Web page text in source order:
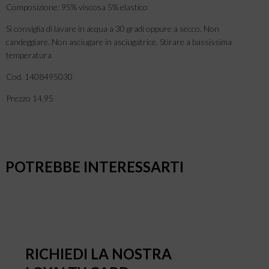
Composizione: 95% viscosa 5% elastico
Si consiglia di lavare in acqua a 30 gradi oppure a secco. Non
candeggiare. Non asciugare in asciugatrice. Stirare a bassissima
temperatura
Cod. 1408495030
Prezzo 14,95
POTREBBE INTERESSARTI
RICHIEDI LA NOSTRA